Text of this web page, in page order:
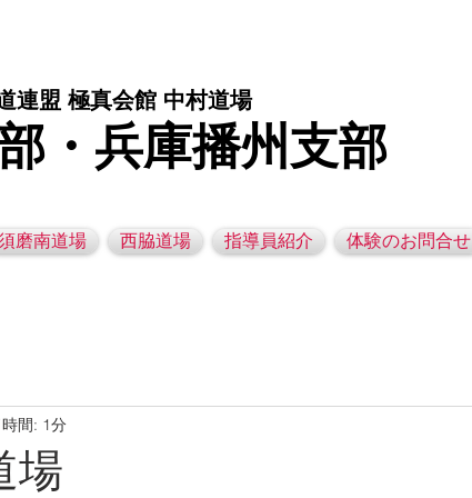
連盟 極真会館 中村道場
・兵庫播州支部
磨南道場 西脇道場 指導員紹介 体験のお問合せ
場
間: 1分